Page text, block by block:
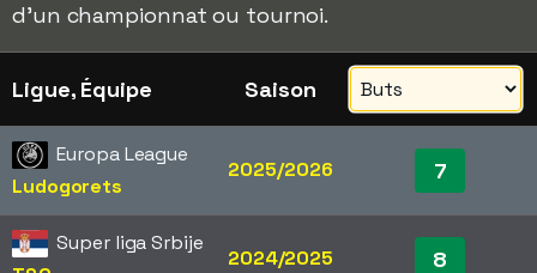
d'un championnat ou tournoi.
Ligue, Équipe Saison
Europa League
Ludogorets
2025/2026 7
Super liga Srbije
2024/2025 8